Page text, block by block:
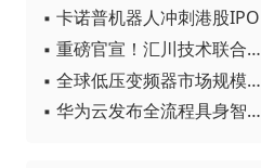
▪ 卡诺普机器人冲刺港股IPO
▪ 重磅官宣！汇川技术联合发起 D12 联盟，开创产教融合新范式
▪ 全球低压变频器市场规模2030年将超170亿美元
▪ 华为云发布全流程具身智能开发平台CloudRobo